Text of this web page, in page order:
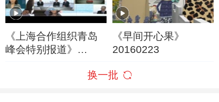
《上海合作组织青岛
峰会特别报道》
《早间开心果》
20160223
换一批